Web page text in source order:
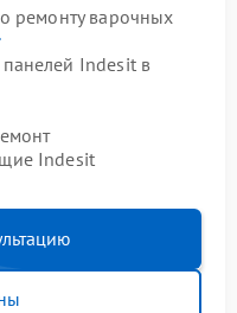
ремонту варочных
Indesit в
Indesit